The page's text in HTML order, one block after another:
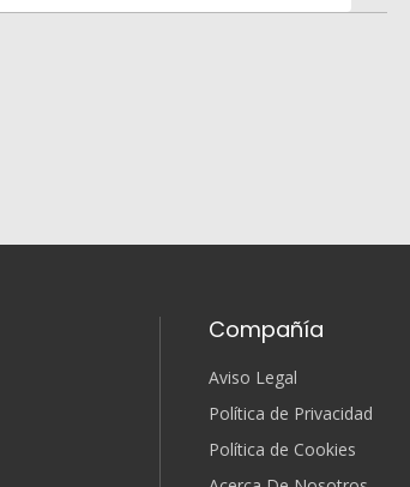
Compañía
Aviso Legal
Política de Privacidad
Política de Cookies